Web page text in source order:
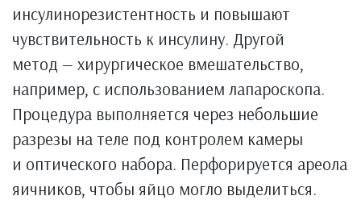
инсулинорезистентность и повышают
чувствительность к инсулину. Другой
метод — хирургическое вмешательство,
например, с использованием лапароскопа.
Процедура выполняется через небольшие
разрезы на теле под контролем камеры
и оптического набора. Перфорируется ареола
яичников, чтобы яйцо могло выделиться.